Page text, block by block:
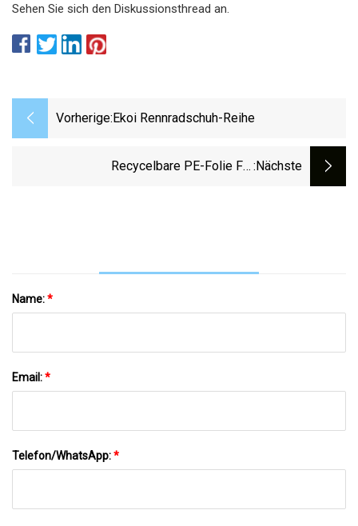
Sehen Sie sich den Diskussionsthread an.
Vorherige: Ekoi Rennradschuh-Reihe
Recycelbare PE-Folie Für :nächste
Name:*
Email:*
Telefon/WhatsApp:*